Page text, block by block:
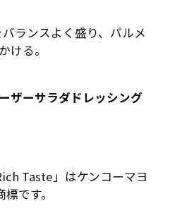
ランスよく盛り、パルメ
ける。
ザーサラダドレッシング
Taste」はケンコーマヨ
です。